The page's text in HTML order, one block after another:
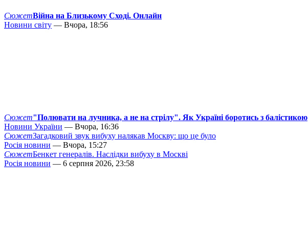
СюжетВійна на Близькому Сході. Онлайн
Новини світу — Вчора, 18:56
Сюжет"Полювати на лучника, а не на стрілу". Як Україні боротись з балістикою
Новини України — Вчора, 16:36
СюжетЗагадковий звук вибуху налякав Москву: що це було
Росія новини — Вчора, 15:27
СюжетБенкет генералів. Наслідки вибуху в Москві
Росія новини — 6 серпня 2026, 23:58